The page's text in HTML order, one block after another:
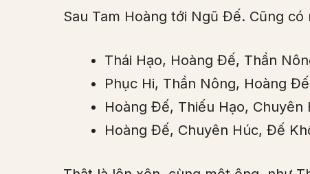
Sau Tam Hoàng tới Ngũ Đế. Cũng
Thái Hạo, Hoàng Đế, Thần
Phục Hi, Thần Nông, Hoàng
Hoàng Đế, Thiếu Hạo,
Hoàng Đế, Chuyên Húc, Đế